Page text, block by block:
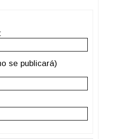
se publicará)